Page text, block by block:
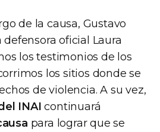
de la causa, Gustavo
defensora oficial Laura
los testimonios de los
los sitios donde se
de violencia. A su vez,
INAI continuará
para lograr que se